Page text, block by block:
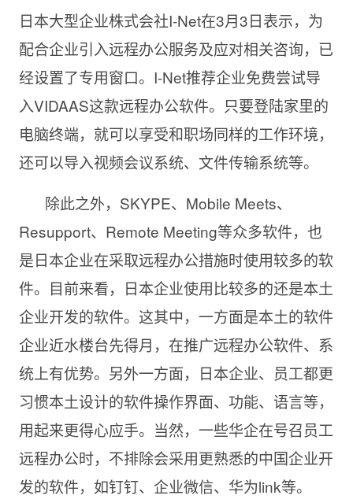
日本大型企业株式会社I-Net在3月3日表示，为
配合企业引入远程办公服务及应对相关咨询，已
经设置了专用窗口。I-Net推荐企业免费尝试导
入VIDAAS这款远程办公软件。只要登陆家里的
电脑终端，就可以享受和职场同样的工作环境，
还可以导入视频会议系统、文件传输系统等。
除此之外， SKYPE、Mobile Meets、
Resupport、Remote Meeting等众多软件，也
是日本企业在采取远程办公措施时使用较多的软
件。目前来看，日本企业使用比较多的还是本土
企业开发的软件。这其中，一方面是本土的软件
企业近水楼台先得月，在推广远程办公软件、系
统上有优势。另外一方面，日本企业、员工都更
习惯本土设计的软件操作界面、功能、语言等，
用起来更得心应手。当然，一些华企在号召员工
远程办公时，不排除会采用更熟悉的中国企业开
发的软件，如钉钉、企业微信、华为link等。